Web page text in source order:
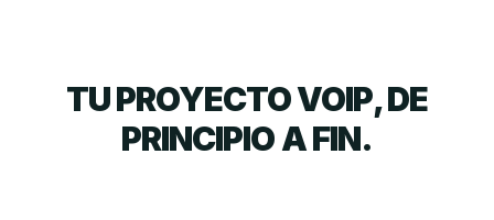
TU PROYECTO VOIP, DE
PRINCIPIO A FIN.